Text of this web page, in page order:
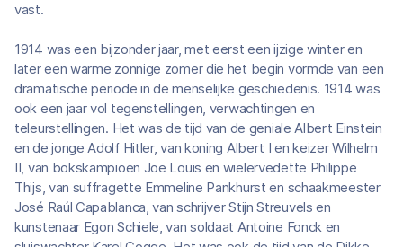
vast.
1914 was een bijzonder jaar, met eerst een ijzige winter en
later een warme zonnige zomer die het begin vormde van een
dramatische periode in de menselijke geschiedenis. 1914 was
ook een jaar vol tegenstellingen, verwachtingen en
teleurstellingen. Het was de tijd van de geniale Albert Einstein
en de jonge Adolf Hitler, van koning Albert I en keizer Wilhelm
II, van bokskampioen Joe Louis en wielervedette Philippe
Thijs, van suffragette Emmeline Pankhurst en schaakmeester
José Raúl Capablanca, van schrijver Stijn Streuvels en
kunstenaar Egon Schiele, van soldaat Antoine Fonck en